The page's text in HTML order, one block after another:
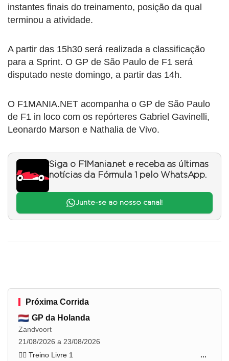
instantes finais do treinamento, posição da qual
terminou a atividade.
A partir das 15h30 será realizada a classificação
para a Sprint. O GP de São Paulo de F1 será
disputado neste domingo, a partir das 14h.
O F1MANIA.NET acompanha o GP de São Paulo
de F1 in loco com os repórteres Gabriel Gavinelli,
Leonardo Marson e Nathalia de Vivo.
Siga o F1Mania.net e receba as últimas
notícias da Fórmula 1 pelo WhatsApp.
Junte-se ao nosso canal!
Próxima Corrida
GP da Holanda
Zandvoort
21/08/2026 a 23/08/2026
🏋️‍♂️ Treino Livre 1
...